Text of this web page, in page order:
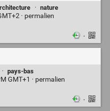
· nature
· permalien
·
· pays-bas
GMT+1 · permalien
·